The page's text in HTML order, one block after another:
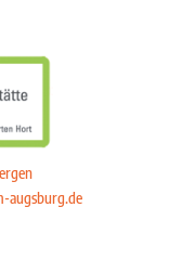
augsburg.de